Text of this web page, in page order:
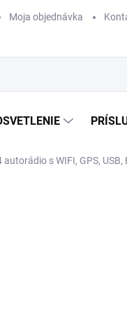
Moja objednávka
s WIFI, GPS, USB,